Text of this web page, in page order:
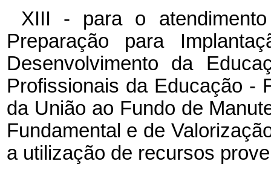
XIII - para o
Preparação para
Desenvolvimento da
Profissionais da Educação -
da União ao Fundo de
Fundamental e de
a utilização de recursos